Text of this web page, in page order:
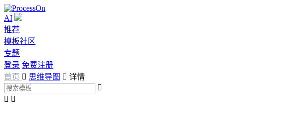
AI
推荐
模板社区
专题
登录 免费注册
首页  思维导图  详情

 